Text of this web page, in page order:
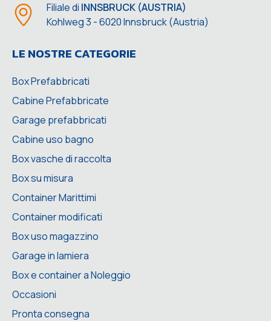
Filiale di INNSBRUCK (AUSTRIA)
Kohlweg 3 - 6020 Innsbruck (Austria)
LE NOSTRE CATEGORIE
Box Prefabbricati
Cabine Prefabbricate
Garage prefabbricati
Cabine uso bagno
Box vasche di raccolta
Box su misura
Container Marittimi
Container modificati
Box uso magazzino
Garage in lamiera
Box e container a Noleggio
Occasioni
Pronta consegna